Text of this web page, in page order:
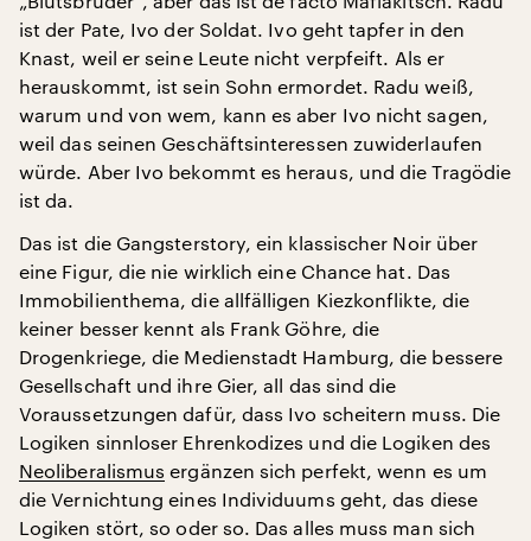
ist der Pate, Ivo der Soldat. Ivo geht tapfer in den
Knast, weil er seine Leute nicht verpfeift. Als er
herauskommt, ist sein Sohn ermordet. Radu weiß,
warum und von wem, kann es aber Ivo nicht sagen,
weil das seinen Geschäftsinteressen zuwiderlaufen
würde. Aber Ivo bekommt es heraus, und die Tragödie
ist da.
Das ist die Gangsterstory, ein klassischer Noir über
eine Figur, die nie wirklich eine Chance hat. Das
Immobilienthema, die allfälligen Kiezkonflikte, die
keiner besser kennt als Frank Göhre, die
Drogenkriege, die Medienstadt Hamburg, die bessere
Gesellschaft und ihre Gier, all das sind die
Voraussetzungen dafür, dass Ivo scheitern muss. Die
Logiken sinnloser Ehrenkodizes und die Logiken des
Neoliberalismus ergänzen sich perfekt, wenn es um
die Vernichtung eines Individuums geht, das diese
Logiken stört, so oder so. Das alles muss man sich